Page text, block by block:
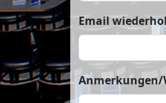
Email
Anmerkungen/